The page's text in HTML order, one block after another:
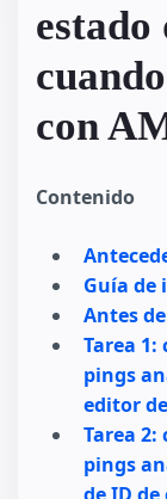
con
Contenido
Guía de
Antes
Tarea
pings
editor
Tarea
pings